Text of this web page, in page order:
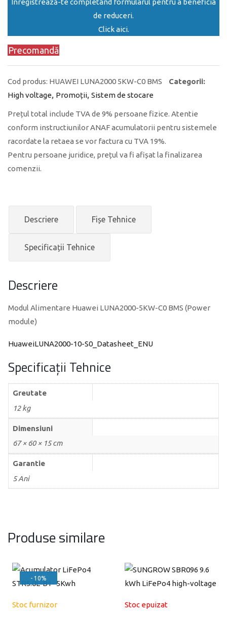
de reduceri.
Click aici.
Precomandă
Cod produs: HUAWEI LUNA2000 5KW-C0 BMS
Categorii:
High voltage, Promoții, Sistem de stocare
Prețul total include TVA de 9% persoane fizice. Atentie
conform instructiunilor ANAF acumulatorii pentru sistemele
racordate la retaea se vor factura cu TVA 19%.
Pentru persoane juridice, prețul va fi afișat la finalizarea
comenzii.
Descriere Fișe Tehnice
Specificații Tehnice
Descriere
Modul Alimentare Huawei LUNA2000-5KW-C0 BMS (Power
module)
HuaweiLUNA2000-10-S0_Datasheet_ENU
Specificații Tehnice
Greutate
12 kg
Dimensiuni
67 × 60 × 15 cm
Garantie
5 Ani
Produse similare
- 10%
Stoc furnizor Stoc epuizat